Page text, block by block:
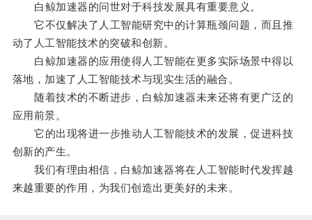
白鲸加速器的问世对于科技发展具有重要意义。
它不仅解决了人工智能研究中的计算瓶颈问题，而且推
动了人工智能技术的突破和创新。
白鲸加速器的应用使得人工智能在更多实际场景中得以
落地，加速了人工智能技术与现实生活的融合。
随着技术的不断进步，白鲸加速器未来还将有更广泛的
应用前景。
它的出现将进一步推动人工智能技术的发展，促进科技
创新的产生。
我们有理由相信，白鲸加速器将在人工智能时代发挥越
来越重要的作用，为我们创造出更美好的未来。